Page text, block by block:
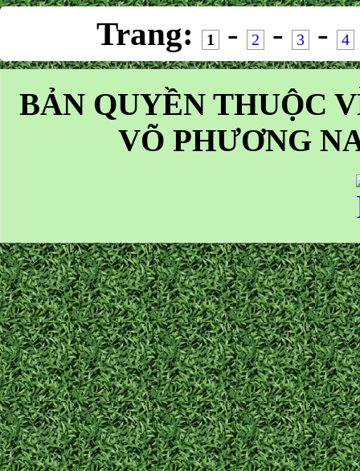
Trang: 1 - 2 - 3 - 4
BẢN QUYỀN THUỘC
VÕ PHƯƠNG